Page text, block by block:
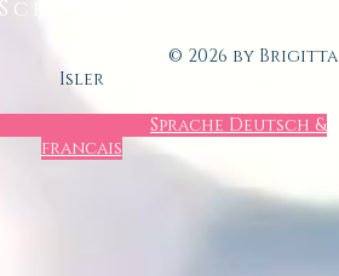
by Brigitta
Isler
Sprache Deutsch &
francais